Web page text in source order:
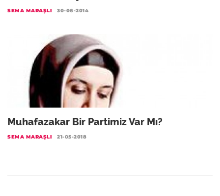
SEMA MARAŞLI 30-06-2014
Muhafazakar Bir Partimiz Var Mı?
SEMA MARAŞLI 21-05-2018